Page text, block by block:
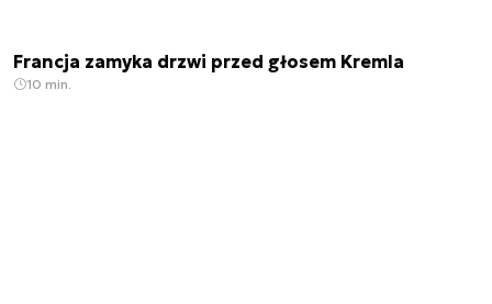
Francja zamyka drzwi przed głosem Kremla
10 min.